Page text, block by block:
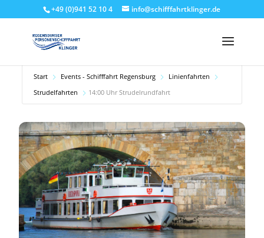
+49 (0)941 52 10 4 info@schifffahrtklinger.de
Start Events - Schifffahrt Regensburg
Linienfahrten
Strudelfahrten
14:00 Uhr Strudelrundfahrt